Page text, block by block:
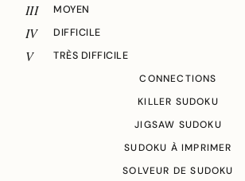
III MOYEN
IV DIFFICILE
V
TRÈS DIFFICILE
CONNECTIONS
KILLER SUDOKU
JIGSAW SUDOKU
SUDOKU À IMPRIMER
SOLVEUR DE SUDOKU